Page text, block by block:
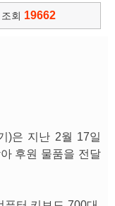
조회 19662
)은 지난 2월 17일
후원 물품을 전달